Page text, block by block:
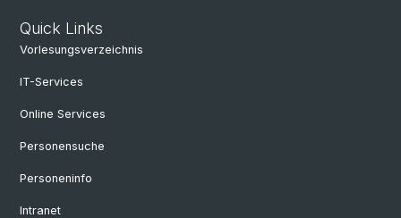
Quick Links
Vorlesungsverzeichnis
IT-Services
Online Services
Personensuche
Personeninfo
Intranet